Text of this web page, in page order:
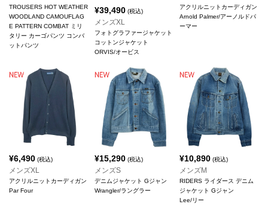
TROUSERS HOT WEATHER
WOODLAND CAMOUFLAG
E PATTERN COMBAT ミリ
タリー カーゴパンツ コンバ
ットパンツ
¥39,490(税込)
メンズXL
フォトグラファージャケット
コットンジャケット
ORVIS/オービス
アクリルニットカーディガン
Arnold Palmer/アーノルドパ
ーマー
¥6,490 (税込)
メンズXL
アクリルニットカーディガン
Par Four
¥15,290(税込)
メンズS
デニムジャケット Gジャン
Wrangler/ラングラー
¥10,890 (税込)
メンズM
RIDERS ライダース デニム
ジャケット Gジャン
Lee/リー